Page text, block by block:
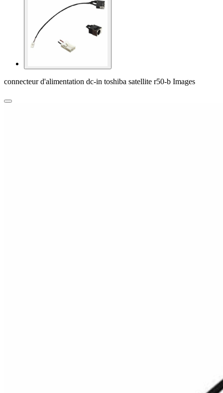
connecteur d'alimentation dc-in toshiba satellite r50-b Images